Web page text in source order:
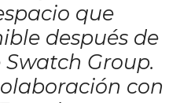
que
después de
Group.
con